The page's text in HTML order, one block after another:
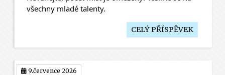
všechny mladé talenty.
CELÝ PŘÍSPĚVEK
9.července 2026